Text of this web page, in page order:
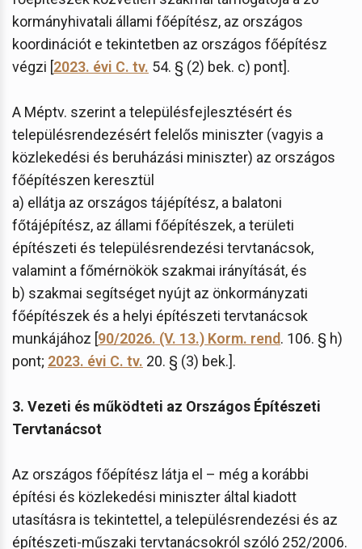
kormányhivatali állami főépítész, az országos
koordinációt e tekintetben az országos főépítész
végzi [2023. évi C. tv. 54. § (2) bek. c) pont].
A Méptv. szerint a településfejlesztésért és
településrendezésért felelős miniszter (vagyis a
közlekedési és beruházási miniszter) az országos
főépítészen keresztül
a) ellátja az országos tájépítész, a balatoni
főtájépítész, az állami főépítészek, a területi
építészeti és településrendezési tervtanácsok,
valamint a főmérnökök szakmai irányítását, és
b) szakmai segítséget nyújt az önkormányzati
főépítészek és a helyi építészeti tervtanácsok
munkájához [90/2026. (V. 13.) Korm. rend. 106. § h)
pont; 2023. évi C. tv. 20. § (3) bek.].
3. Vezeti és működteti az Országos Építészeti
Tervtanácsot
Az országos főépítész látja el – még a korábbi
építési és közlekedési miniszter által kiadott
utasításra is tekintettel, a településrendezési és az
építészeti-műszaki tervtanácsokról szóló 252/2006.